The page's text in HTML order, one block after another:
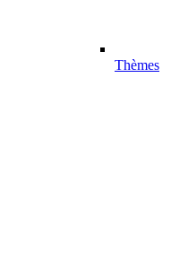
Thèmes